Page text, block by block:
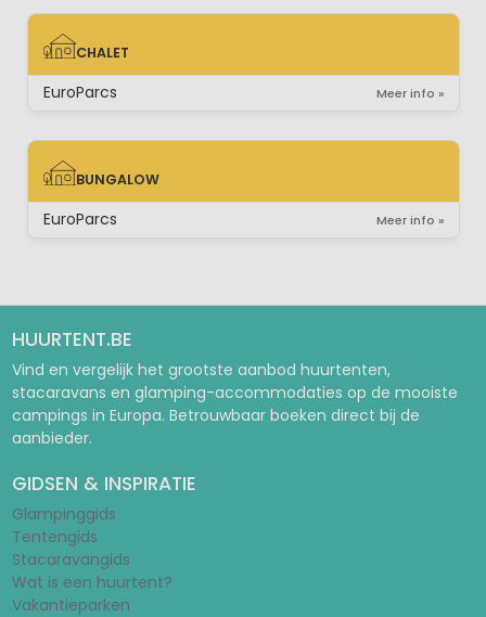
CHALET
CHALET
EuroParcs Meer info »
BUNGALOW
BUNGALOW
EuroParcs Meer info »
HUURTENT.BE
Vind en vergelijk het grootste aanbod huurtenten,
stacaravans en glamping-accommodaties op de mooiste
campings in Europa. Betrouwbaar boeken direct bij de
aanbieder.
GIDSEN & INSPIRATIE
Glampinggids
Tentengids
Stacaravangids
Wat is een huurtent?
Vakantieparken